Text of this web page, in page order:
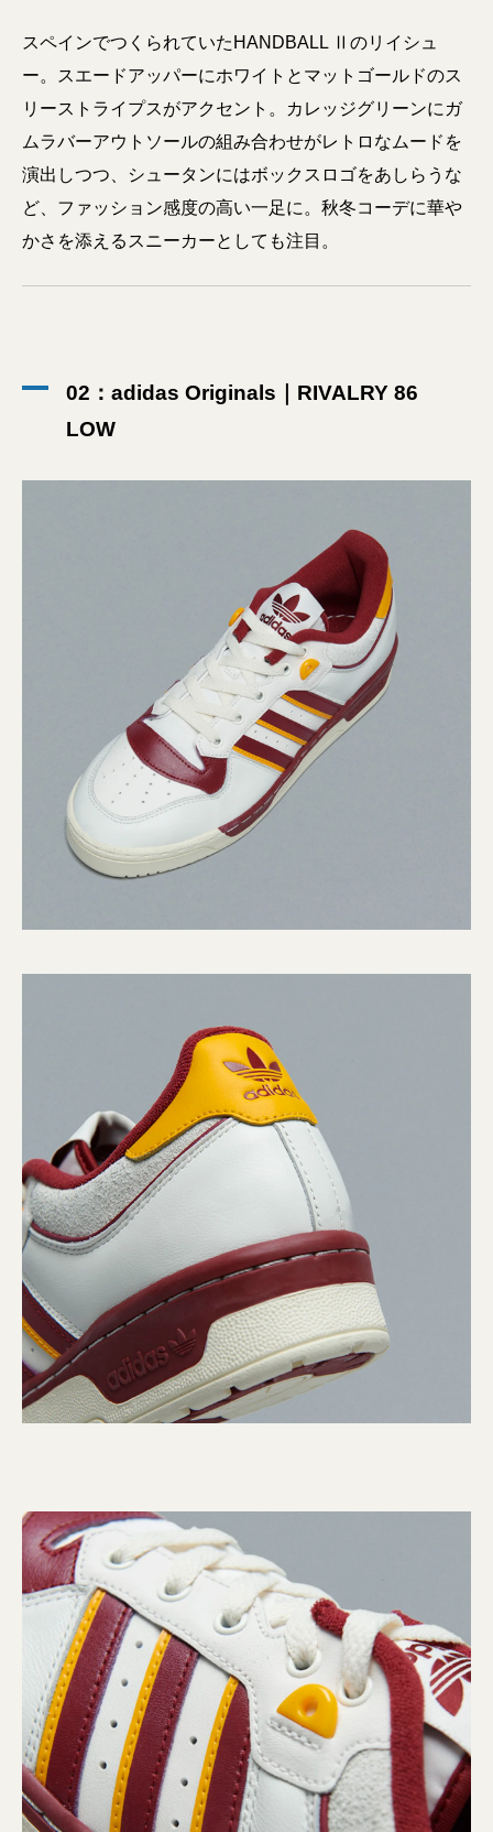
スペインでつくられていたHANDBALL Ⅱのリイシュ
ー。スエードアッパーにホワイトとマットゴールドのス
リーストライプスがアクセント。カレッジグリーンにガ
ムラバーアウトソールの組み合わせがレトロなムードを
演出しつつ、シュータンにはボックスロゴをあしらうな
ど、ファッション感度の高い一足に。秋冬コーデに華や
かさを添えるスニーカーとしても注目。
02：adidas Originals｜RIVALRY 86
LOW